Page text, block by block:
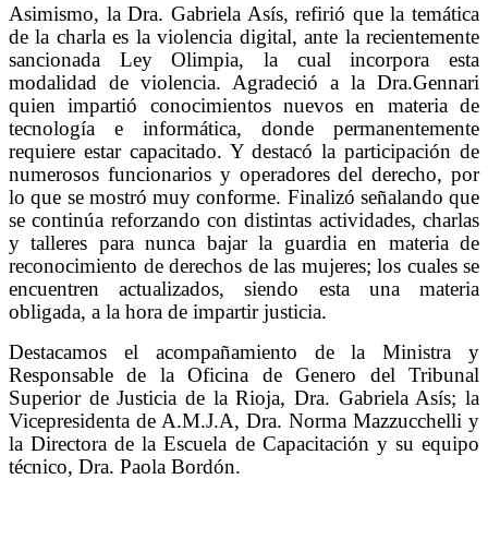
Asimismo, la Dra. Gabriela Asís, refirió que la temática
de la charla es la violencia digital, ante la recientemente
sancionada Ley Olimpia, la cual incorpora esta
modalidad de violencia. Agradeció a la Dra.Gennari
quien impartió conocimientos nuevos en materia de
tecnología e informática, donde permanentemente
requiere estar capacitado. Y destacó la participación de
numerosos funcionarios y operadores del derecho, por
lo que se mostró muy conforme. Finalizó señalando que
se continúa reforzando con distintas actividades, charlas
y talleres para nunca bajar la guardia en materia de
reconocimiento de derechos de las mujeres; los cuales se
encuentren actualizados, siendo esta una materia
obligada, a la hora de impartir justicia.
Destacamos el acompañamiento de la Ministra y
Responsable de la Oficina de Genero del Tribunal
Superior de Justicia de la Rioja, Dra. Gabriela Asís; la
Vicepresidenta de A.M.J.A, Dra. Norma Mazzucchelli y
la Directora de la Escuela de Capacitación y su equipo
técnico, Dra. Paola Bordón.